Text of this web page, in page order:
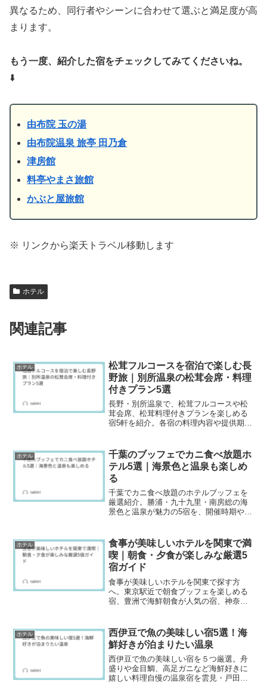
異なるため、同行者やシーンに合わせて選ぶと満足度が高
まります。
もう一度、紹介した宿をチェックしてみてくださいね。
⬇️
由布院 玉の湯
由布院温泉 旅亭 田乃倉
津房館
料亭やまさ旅館
かぶと屋旅館
※ リンクから楽天トラベル移動します
ホテル
関連記事
ホテル
松茸フルコースを宿泊で楽しむ長
野旅｜別所温泉の松茸会席・料理
付きプラン5選
長野・別所温泉で、松茸フルコースや松
茸会席、松茸料理付きプランを楽しめる
宿5軒を紹介。各宿の料理内容や提供期
に合う宿泊先選びに役立つ情報をまとめ
ています。
ホテル
千葉のブッフェでカニ食べ放題ホ
テル5選｜海景色と温泉も楽しめ
る
千葉でカニ食べ放題のホテルブッフェを
厳選紹介。勝浦・九十九里・南房総の海
景色と温泉が魅力の5宿を、開催時期や選
旅行にも最適。
ホテル
食事が美味しいホテルを関東で満
喫｜朝食・夕食が楽しみな厳選5
宿ガイド
食事が美味しいホテルを関東で探す方
へ。東京駅近で朝食ブッフェを楽しめる
宿、豊洲で海鮮朝食が人気の宿、神奈川
室食を味わえる宿を、食事の魅力と選び
方のポイント付きで紹介します。
ホテル
西伊豆で魚の美味しい宿5選！海
鮮好きが泊まりたい温泉
西伊豆で魚の美味しい宿を５つ厳選。舟
盛りや金目鯛、高足ガニなど海鮮好きに
嬉しい料理自慢の温泉宿を雲見・戸田か